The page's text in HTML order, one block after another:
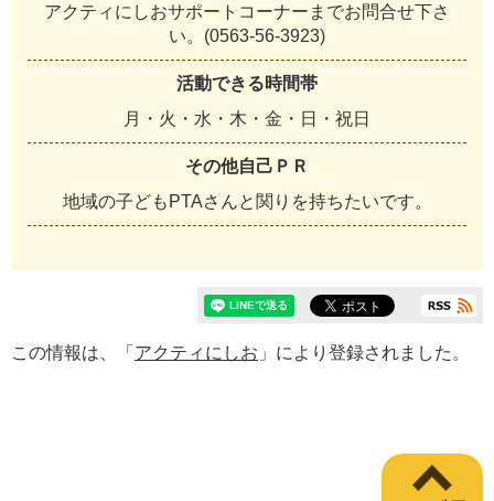
アクティにしおサポートコーナーまでお問合せ下さ
い。(0563-56-3923)
活動できる時間帯
月・火・水・木・金・日・祝日
その他自己ＰＲ
地域の子どもPTAさんと関りを持ちたいです。
この情報は、「 アクティにしお 」により登録されました。